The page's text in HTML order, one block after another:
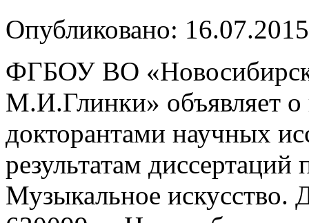
Опубликовано: 16.07.2015
ФГБОУ ВО
М.И.Глинки» объявляет о
докторантами научных
результатам
Музыкальное искусство.